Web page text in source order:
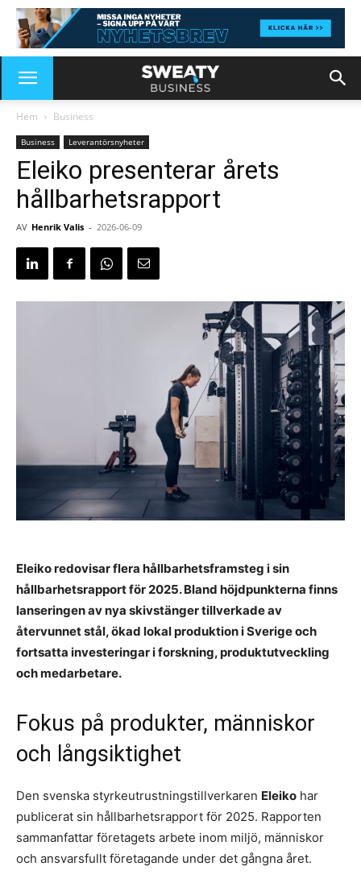
Hem Business
Business Leverantörsnyheter
Eleiko presenterar årets
hållbarhetsrapport
AV Henrik Valis - 2026-06-09
Eleiko redovisar flera hållbarhetsframsteg i sin
hållbarhetsrapport för 2025. Bland höjdpunkterna finns
lanseringen av nya skivstänger tillverkade av
återvunnet stål, ökad lokal produktion i Sverige och
fortsatta investeringar i forskning, produktutveckling
och medarbetare.
Fokus på produkter, människor
och långsiktighet
Den svenska styrkeutrustningstillverkaren Eleiko har
publicerat sin hållbarhetsrapport för 2025. Rapporten
sammanfattar företagets arbete inom miljö, människor
och ansvarsfullt företagande under det gångna året.